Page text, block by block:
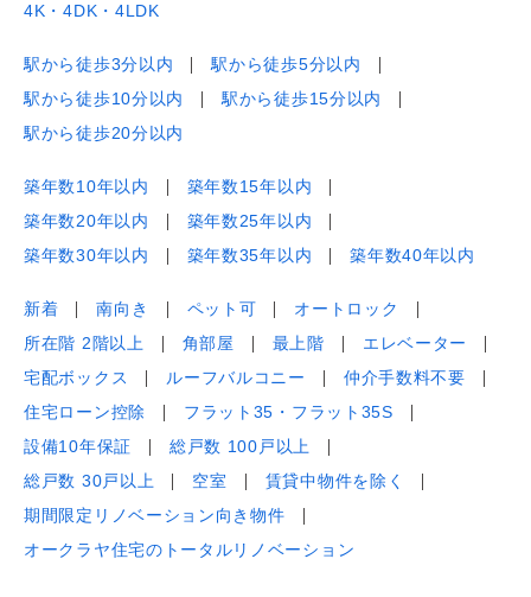
4K・4DK・4LDK
駅から徒歩3分以内
駅から徒歩5分以内
駅から徒歩10分以内
駅から徒歩15分以内
駅から徒歩20分以内
築年数10年以内
築年数15年以内
築年数20年以内
築年数25年以内
築年数30年以内
築年数35年以内 築年数40年以内
新着 南向き ペット可
オートロック
所在階 2階以上
角部屋 最上階
エレベーター
宅配ボックス
ルーフバルコニー
仲介手数料不要
住宅ローン控除
フラット35・フラット35S
設備10年保証
総戸数 100戸以上
総戸数 30戸以上
空室
賃貸中物件を除く
期間限定リノベーション向き物件
オークラヤ住宅のトータルリノベーション